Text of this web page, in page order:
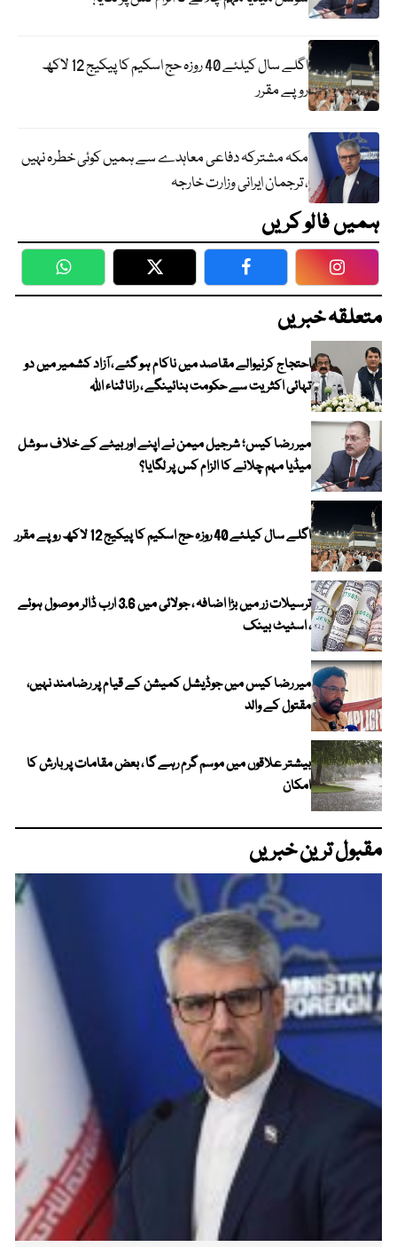
اگلے سال کیلئے 40 روزہ حج اسکیم کا پیکیج 12 لاکھ
روپے مقرر
مکہ مشترکہ دفاعی معاہدے سے ہمیں کوئی خطرہ نہیں
، ترجمان ایرانی وزارت خارجہ
ہمیں فالو کریں
WhatsApp Twitter Facebook
متعلقہ خبریں
احتجاج کرنیوالے مقاصد میں ناکام ہو گئے ، آزاد کشمیر میں دو
تہائی اکثریت سے حکومت بنائینگے ، رانا ثناء اللہ
میر رضا کیس؛ شرجیل میمن نے اپنے اور بیٹے کے خلاف سوشل
میڈیا مہم چلانے کا الزام کس پر لگایا؟
اگلے سال کیلئے 40 روزہ حج اسکیم کا پیکیج 12 لاکھ روپے مقرر
ترسیلات زر میں بڑا اضافہ ، جولائی میں 3.6 ارب ڈالر موصول ہوئے
، اسٹیٹ بینک
میر رضا کیس میں جوڈیشل کمیشن کے قیام پر رضامند نہیں،
مقتول کے والد
بیشتر علاقوں میں موسم گرم رہے گا ، بعض مقامات پر بارش کا
امکان
مقبول ترین خبریں